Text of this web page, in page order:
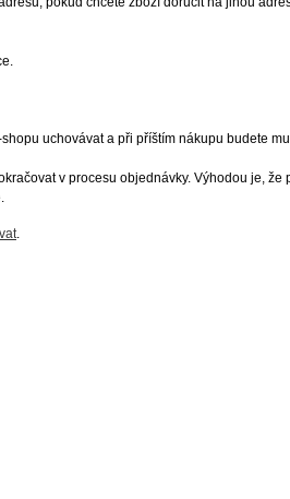
uchovávat a při příštím nákupu budete
v procesu objednávky. Výhodou je, že
.